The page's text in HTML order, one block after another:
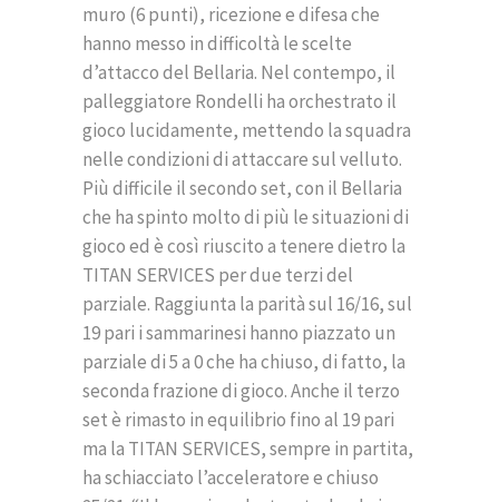
muro (6 punti), ricezione e difesa che
hanno messo in difficoltà le scelte
d’attacco del Bellaria. Nel contempo, il
palleggiatore Rondelli ha orchestrato il
gioco lucidamente, mettendo la squadra
nelle condizioni di attaccare sul velluto.
Più difficile il secondo set, con il Bellaria
che ha spinto molto di più le situazioni di
gioco ed è così riuscito a tenere dietro la
TITAN SERVICES per due terzi del
parziale. Raggiunta la parità sul 16/16, sul
19 pari i sammarinesi hanno piazzato un
parziale di 5 a 0 che ha chiuso, di fatto, la
seconda frazione di gioco. Anche il terzo
set è rimasto in equilibrio fino al 19 pari
ma la TITAN SERVICES, sempre in partita,
ha schiacciato l’acceleratore e chiuso